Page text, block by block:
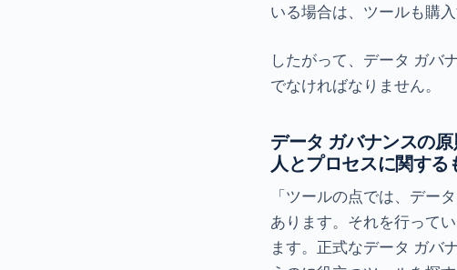
いる場合は、ツールも購
したがって、データ ガバ
でなければなりません。
データ ガバナンスの
人とプロセスに関する
「ツールの点では、デー
あります。それを行って
ます。正式なデータ ガバ